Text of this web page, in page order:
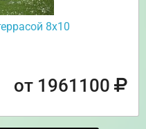
8х10
от 1961100